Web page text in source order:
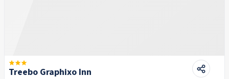
Treebo Graphixo Inn